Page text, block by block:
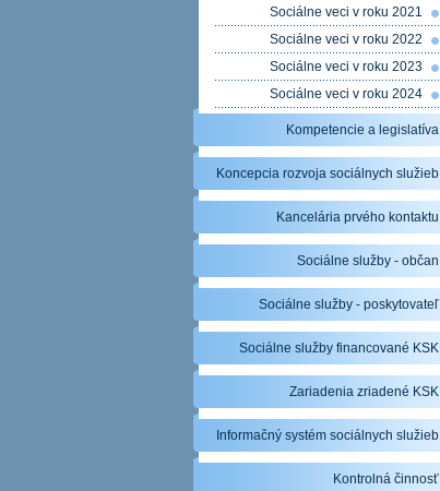
Sociálne veci v roku 2021
Sociálne veci v roku 2022
Sociálne veci v roku 2023
Sociálne veci v roku 2024
Kompetencie a legislatíva
Koncepcia rozvoja sociálnych služieb
Kancelária prvého kontaktu
Sociálne služby - občan
Sociálne služby - poskytovateľ
Sociálne služby financované KSK
Zariadenia zriadené KSK
Informačný systém sociálnych služieb
Kontrolná činnosť